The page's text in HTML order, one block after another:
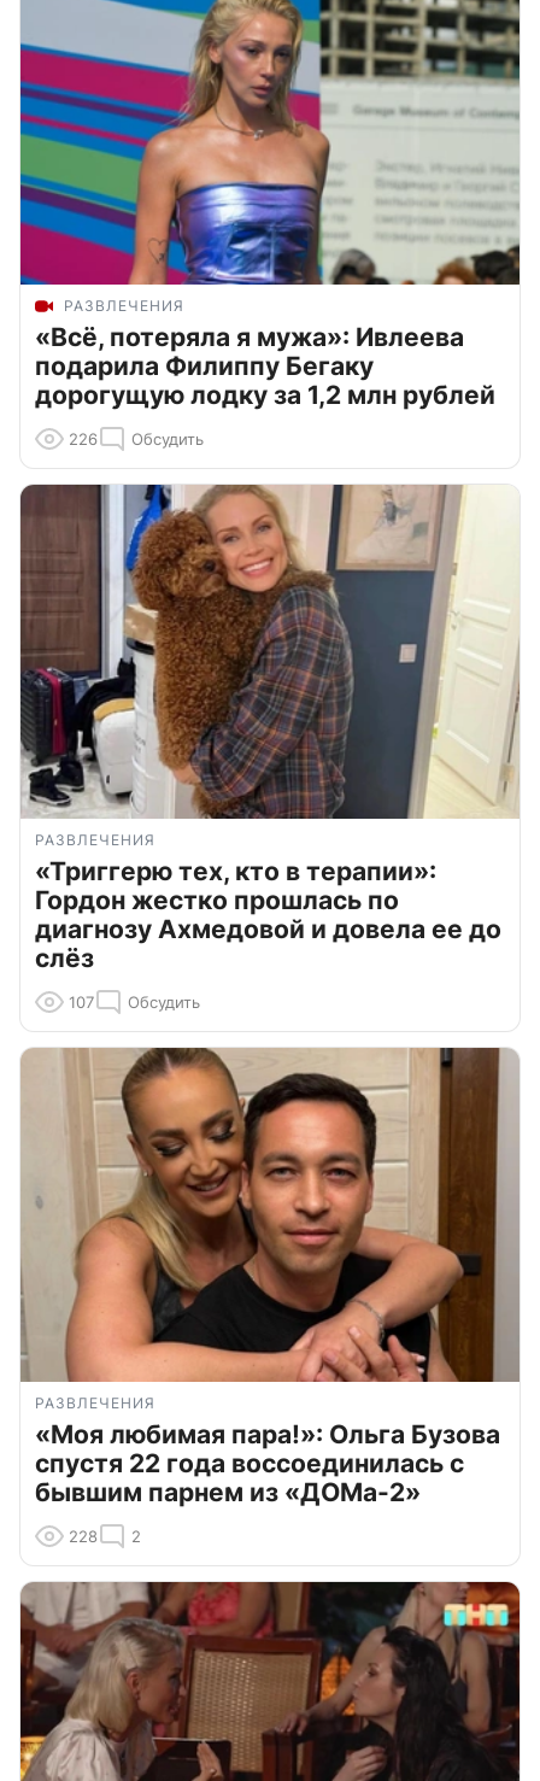
РАЗВЛЕЧЕНИЯ
«Всё, потеряла я мужа»: Ивлеева
подарила Филиппу Бегаку
дорогущую лодку за 1,2 млн рублей
226 Обсудить
РАЗВЛЕЧЕНИЯ
«Триггерю тех, кто в терапии»:
Гордон жестко прошлась по
диагнозу Ахмедовой и довела ее до
слёз
107 Обсудить
РАЗВЛЕЧЕНИЯ
«Моя любимая пара!»: Ольга Бузова
спустя 22 года воссоединилась с
бывшим парнем из «ДОМа-2»
228 2